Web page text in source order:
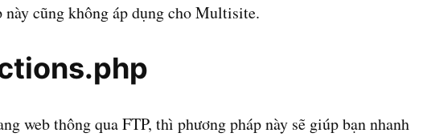
này cũng không áp dụng cho Multisite.
web thông qua FTP, thì phương pháp này sẽ giúp bạn nhanh